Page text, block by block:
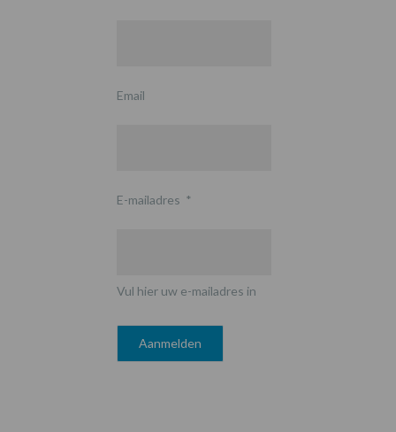
Email
E-mailadres *
Vul hier uw e-mailadres in